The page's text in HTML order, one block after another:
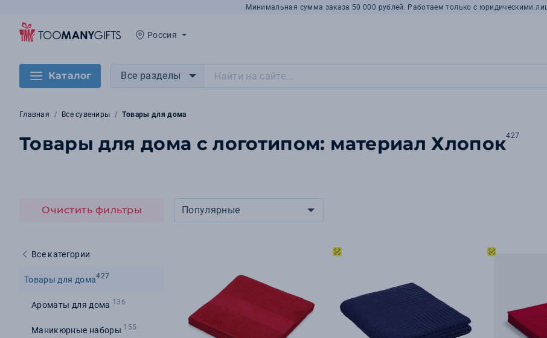
Минимальная сумма заказа 50 000 рублей. Работаем только с юридическими
Россия
Каталог Все разделы
Главная Все сувениры Товары для дома
Товары для дома с логотипом: материал Хлопок427
Очистить фильтры
Все категории
Товары для дома427
Ароматы для дома 136
Маникюрные наборы 155
Популярные